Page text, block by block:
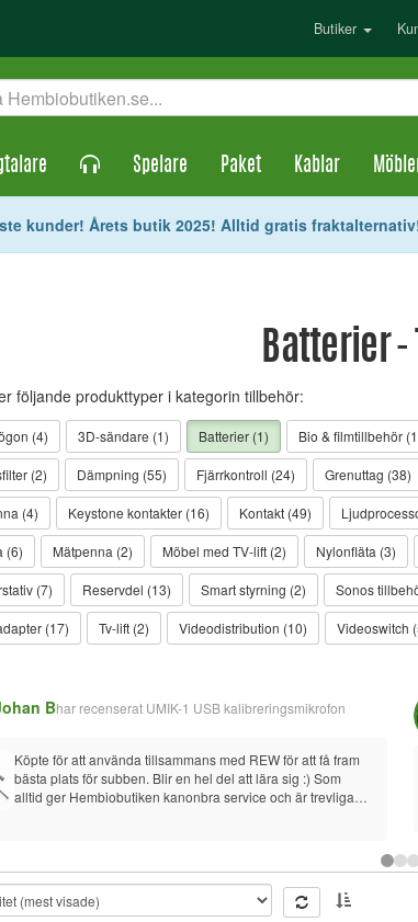
Butiker
Spelare Paket Kablar
kunder! Årets butik 2025! Alltid gratis
Batterier
följande produkttyper i kategorin tillbehör:
(4) 3D-sändare (1) Batterier (1) Bio & filmtillbehör
(2) Dämpning (55) Fjärrkontroll (24) Grenuttag (38)
(4) Keystone kontakter (16) Kontakt (49)
(6) Mätpenna (2) Möbel med TV-lift (2) Nylonfläta (3)
(7) Reservdel (13) Smart styrning (2) Sonos
(17) Tv-lift (2) Videodistribution (10) Videoswitch
Bhar recenserat UMIK-1 USB kalibreringsmikrofon
Köpte för att använda tillsammans med REW för att få fram
bästa plats för subben. Blir en hel del att lära sig :) Som
alltid ger Hembiobutiken kanonbra service och är trevliga.